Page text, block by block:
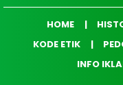
HOME
KODE ETIK
INFO